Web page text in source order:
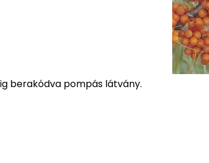
berakódva pompás látvány.